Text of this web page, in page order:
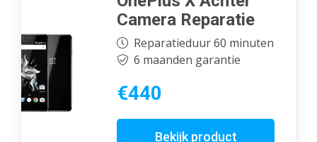
Camera Reparatie
Reparatieduur 60 minuten
6 maanden garantie
€440
Bekijk product